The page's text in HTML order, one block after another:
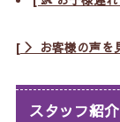
[ ＞ お客様の声を
スタッフ紹介